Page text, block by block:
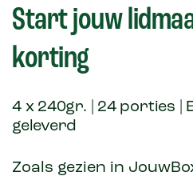
Start jouw
korting
4 x 240gr. | 24 porties |
geleverd
Zoals gezien in